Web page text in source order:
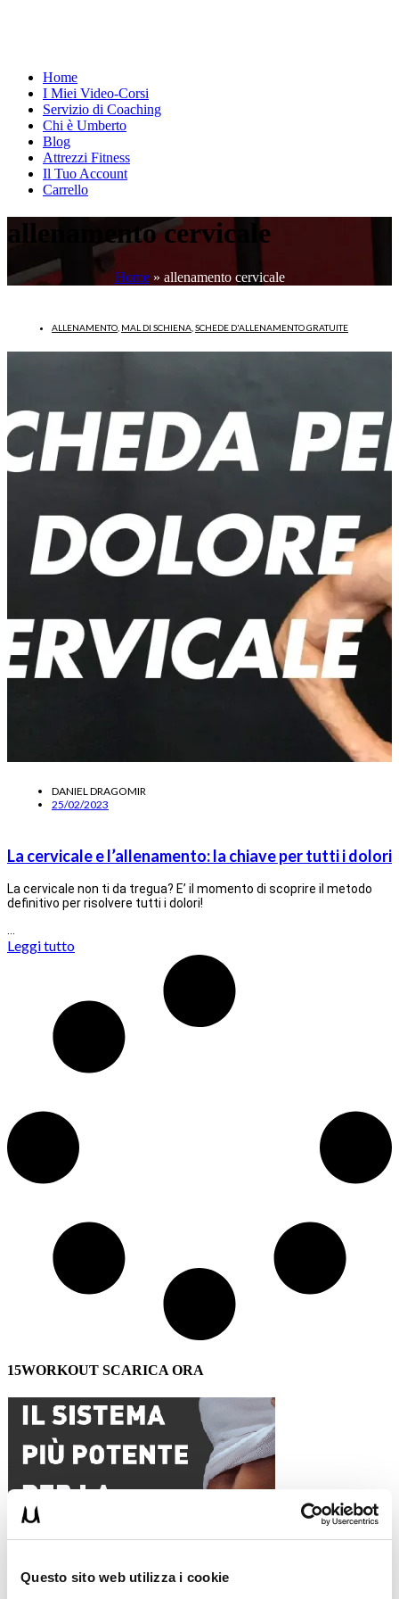
Questo sito web utilizza i cookie
Home
I Miei Video-Corsi
Servizio di Coaching
Chi è Umberto
Blog
Attrezzi Fitness
Il Tuo Account
Carrello
allenamento cervicale
Home» allenamento cervicale
ALLENAMENTO MAL DI SCHIENA SCHEDE D'ALLENAMENTO GRATUITE
DANIEL DRAGOMIR
25/02/2023
La cervicale e l’allenamento: la chiave per tutti i dolori
La cervicale non ti da tregua? E’ il momento di scoprire il metodo
definitivo per risolvere tutti i dolori!
Leggi tutto
15WORKOUT SCARICA ORA